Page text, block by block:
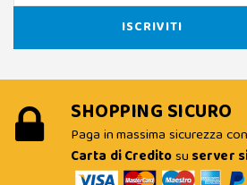
SHOPPING SICURO
Paga in massima sicurezza con
Carta di Creditosu server